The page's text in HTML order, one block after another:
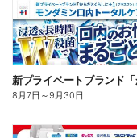
8月7日 ～9月30日